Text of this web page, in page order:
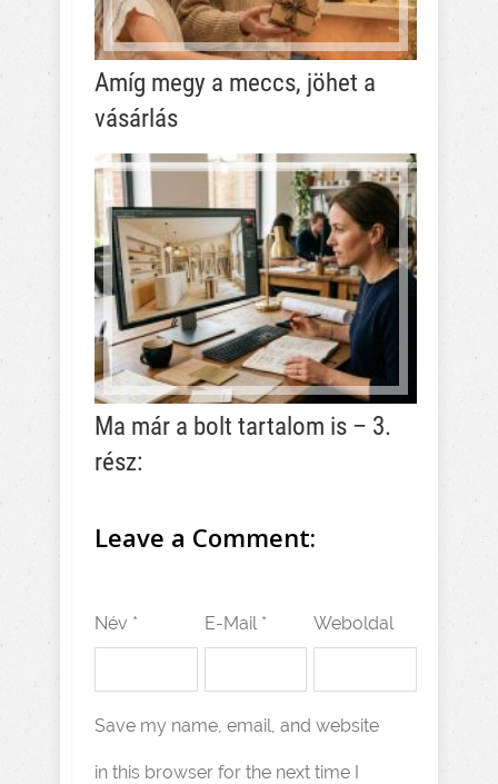
Amíg megy a meccs, jöhet a
vásárlás
Ma már a bolt tartalom is – 3.
rész:
Leave a Comment:
Név * E-Mail * Weboldal
Save my name, email, and website
in this browser for the next time I